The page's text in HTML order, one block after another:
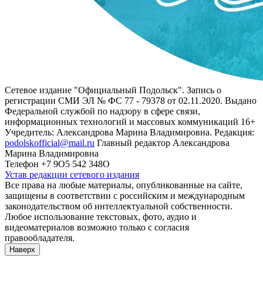
Сетевое издание "Официальный Подольск". Запись о
регистрации СМИ ЭЛ № ФС 77 - 79378 от 02.11.2020. Выдано
Федеральной службой по надзору в сфере связи,
информационных технологий и массовых коммуникаций 16+
Учредитель: Александрова Марина Владимировна. Редакция:
podolskofficial@mail.ru Главный редактор Александрова
Марина Владимировна
Телефон +7 9О5 542 348О
Устав редакции сетевого издания
Все права на любые материалы, опубликованные на сайте,
защищены в соответствии с российским и международным
законодательством об интеллектуальной собственности.
Любое использование текстовых, фото, аудио и
видеоматериалов возможно только с согласия
правообладателя.
Наверх